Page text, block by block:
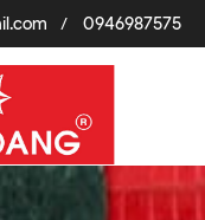
/ 0946987575